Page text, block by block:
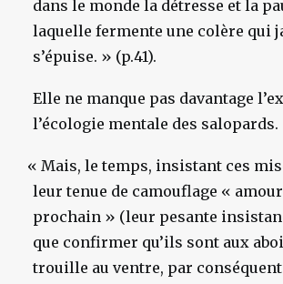
dans le monde la détresse et la
laquelle fermente une colère qui
s’épuise. » (p.41).
Elle ne manque pas davantage
l’écologie mentale des salopards.
« Mais, le temps, insistant ces
leur tenue de camouflage «
prochain » (leur pesante
que confirmer qu’ils sont aux
trouille au ventre, par